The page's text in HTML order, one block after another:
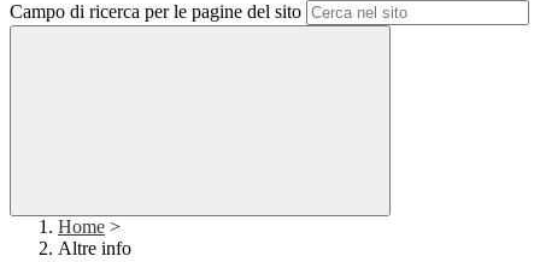
Campo di ricerca per le pagine del sito
Home >
Altre info